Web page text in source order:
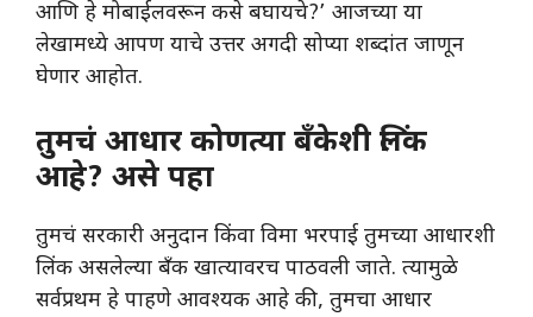
आणि हे मोबाईलवरून कसे बघायचे?’ आजच्या या
लेखामध्ये आपण याचे उत्तर अगदी सोप्या शब्दांत जाणून
घेणार आहोत.
तुमचं आधार कोणत्या बँकेशी लिंक
आहे? असे पहा
तुमचं सरकारी अनुदान किंवा विमा भरपाई तुमच्या आधारशी
लिंक असलेल्या बँक खात्यावरच पाठवली जाते. त्यामुळे
सर्वप्रथम हे पाहणे आवश्यक आहे की, तुमचा आधार